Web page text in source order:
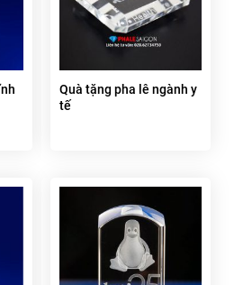
Quà tặng pha lê ngành y
tế